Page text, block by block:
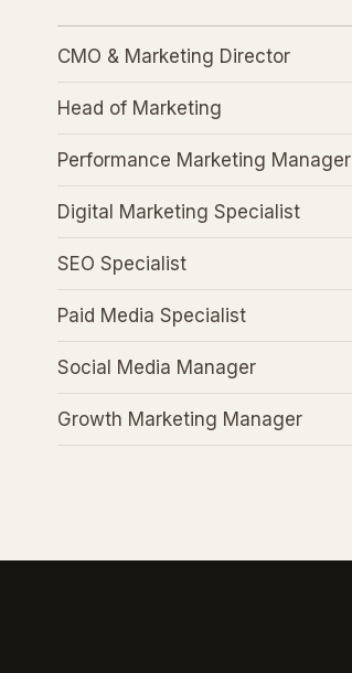
CMO & Marketing Director
Head of Marketing
Performance Marketing Manager
Digital Marketing Specialist
SEO Specialist
Paid Media Specialist
Social Media Manager
Growth Marketing Manager